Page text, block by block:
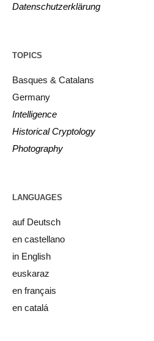
Datenschutzerklärung
TOPICS
Basques & Catalans
Germany
Intelligence
Historical Cryptology
Photography
LANGUAGES
auf Deutsch
en castellano
in English
euskaraz
en français
en catalá